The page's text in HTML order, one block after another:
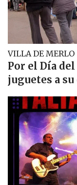
VILLA DE MERLO
Por el Día
juguetes a